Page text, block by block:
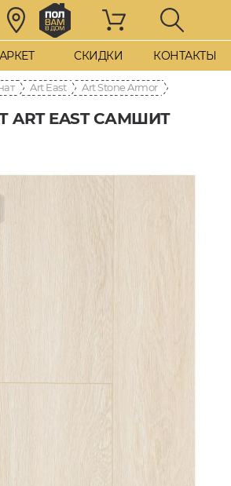
СКИДКИ КОНТАКТЫ
Art East Art Stone Armor
ART EAST САМШИТ